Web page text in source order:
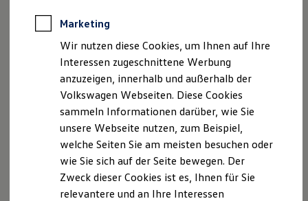
Notdienst und Pannenhilfe
Software, Konnektivität & Apps
California App
VW Connect für Ihren ID. Buzz
VW Connect für Ihren Transporter/Caravelle
VW Connect für Ihren Amarok
VW Connect für andere Modelle
Connect Pro
Fleet Interface Data
Multistop Pathfinder
Übersicht Software Updates
Digitales Bordbuch
Fahrerassistenz- und Sicherheitssysteme
Kontrollleuchten
Marketing
Wir nutzen diese Cookies, um Ihnen auf Ihre
Interessen zugeschnittene Werbung
anzuzeigen, innerhalb und außerhalb der
Volkswagen Webseiten. Diese Cookies
sammeln Informationen darüber, wie Sie
unsere Webseite nutzen, zum Beispiel,
welche Seiten Sie am meisten besuchen oder
wie Sie sich auf der Seite bewegen. Der
Zweck dieser Cookies ist es, Ihnen für Sie
relevantere und an Ihre Interessen